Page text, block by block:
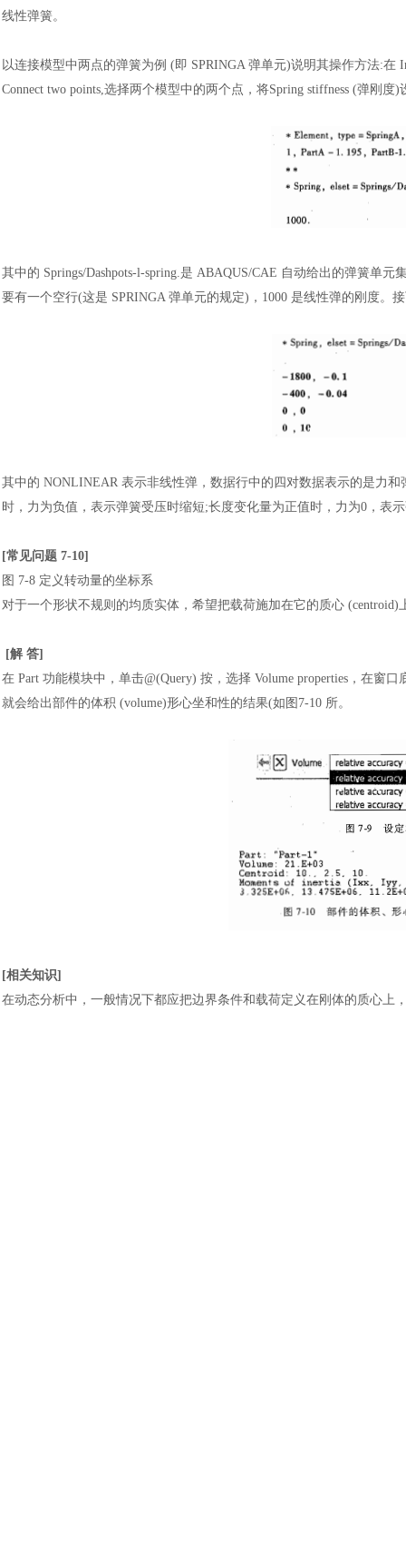
线性弹簧。
以连接模型中两点的弹簧为例 (即 SPRINGA 弹单元)说明其操作方法:在
Connect two points,选择两个模型中的两个点，将Spring stiffness (弹刚
其中的 Springs/Dashpots-l-spring.是 ABAQUS/CAE 自动给出的弹簧单
要有一个空行(这是 SPRINGA 弹单元的规定)，1000 是线性弹的刚度。
其中的 NONLINEAR 表示非线性弹，数据行中的四对数据表示的是力
时，力为负值，表示弹簧受压时缩短;长度变化量为正值时，力为0，表
[常见问题 7-10]
图 7-8 定义转动量的坐标系
对于一个形状不规则的均质实体，希望把载荷施加在它的质心 (centroid)
[解 答]
在 Part 功能模块中，单击@(Query) 按，选择 Volume properties，在窗
就会给出部件的体积 (volume)形心坐和性的结果(如图7-10 所。
[相关知识]
在动态分析中，一般情况下都应把边界条件和载荷定义在刚体的质心上